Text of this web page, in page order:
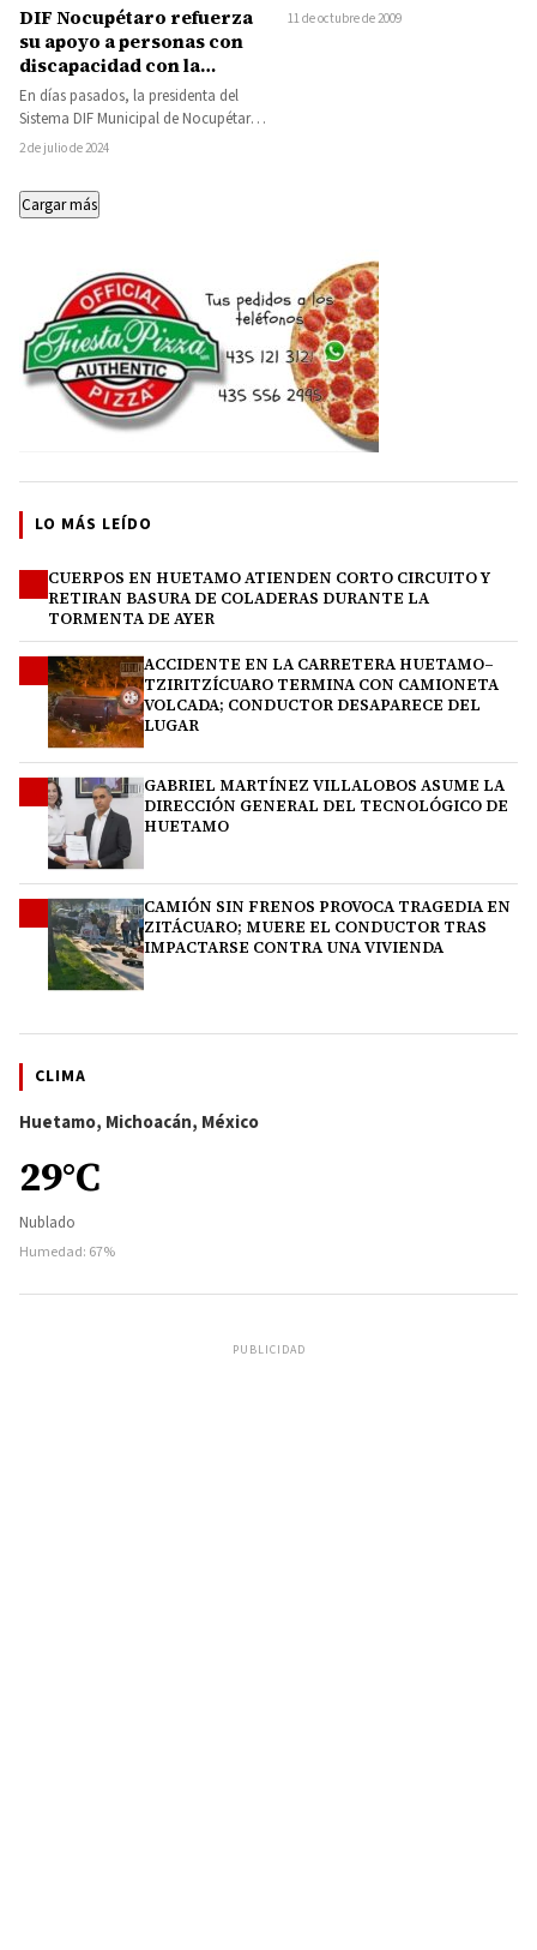
DIF Nocupétaro refuerza
su apoyo a personas con
discapacidad con la
entrega de sillas de ruedas
En días pasados, la presidenta del
Sistema DIF Municipal de Nocupétaro,
María Elena Rosales Chagoya, realizó
2 de julio de 2024
Sustentable del municipio de
11 de octubre de 2009
Cargar más
LO MÁS LEÍDO
CUERPOS EN HUETAMO ATIENDEN CORTO CIRCUITO Y
RETIRAN BASURA DE COLADERAS DURANTE LA
TORMENTA DE AYER
ACCIDENTE EN LA CARRETERA HUETAMO–
TZIRITZÍCUARO TERMINA CON CAMIONETA
VOLCADA; CONDUCTOR DESAPARECE DEL
LUGAR
GABRIEL MARTÍNEZ VILLALOBOS ASUME LA
DIRECCIÓN GENERAL DEL TECNOLÓGICO DE
HUETAMO
CAMIÓN SIN FRENOS PROVOCA TRAGEDIA EN
ZITÁCUARO; MUERE EL CONDUCTOR TRAS
IMPACTARSE CONTRA UNA VIVIENDA
CLIMA
Huetamo, Michoacán, México
29°C
Nublado
Humedad: 67%
PUBLICIDAD